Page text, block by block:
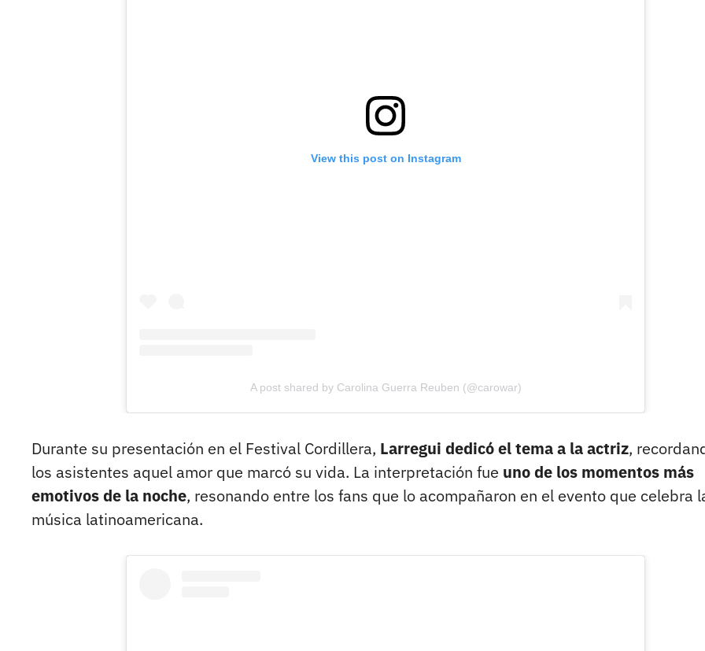
View this post on Instagram
A post shared by Carolina Guerra Reuben (@carowar)
Durante su presentación en el Festival Cordillera, Larregui dedicó el tema a la actriz,
los asistentes aquel amor que marcó su vida. La interpretación fue uno de los momentos más
emotivos de la noche, resonando entre los fans que lo acompañaron en el evento que celebra
música latinoamericana.